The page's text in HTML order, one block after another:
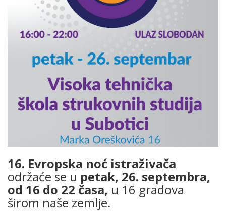
16. Evropska noć istraživača
održaće se u petak, 26. septembra,
od 16 do 22 časa, u 16 gradova
širom naše zemlje.